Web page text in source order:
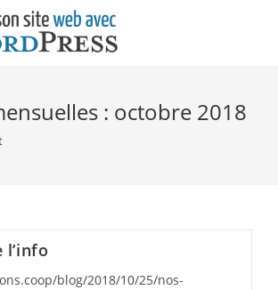
: octobre 2018
l’info
blog/2018/10/25/nos-